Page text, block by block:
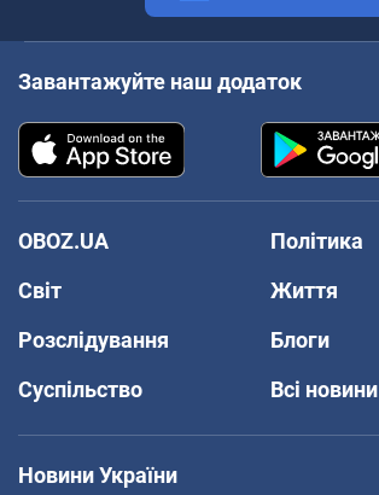
Завантажуйте наш додаток
OBOZ.UA
Політика
Світ
Життя
Розслідування
Блоги
Суспільство
Всі новини
Новини України